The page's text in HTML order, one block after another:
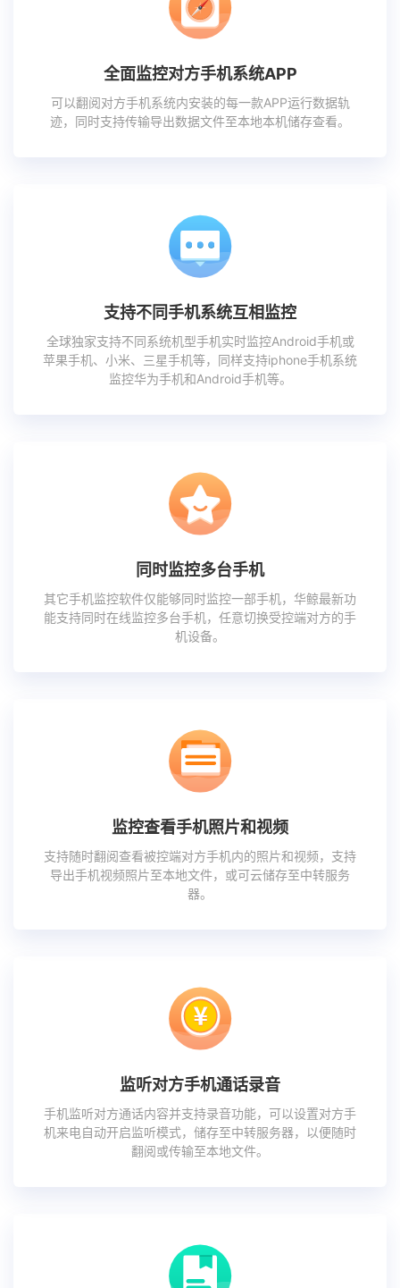
全面监控对方手机系统APP
可以翻阅对方手机系统内安装的每一款APP运行数据轨
迹，同时支持传输导出数据文件至本地本机储存查看。
支持不同手机系统互相监控
全球独家支持不同系统机型手机实时监控Android手机或
苹果手机、小米、三星手机等，同样支持iphone手机系统
监控华为手机和Android手机等。
同时监控多台手机
其它手机监控软件仅能够同时监控一部手机，华鲸最新功
能支持同时在线监控多台手机，任意切换受控端对方的手
机设备。
监控查看手机照片和视频
支持随时翻阅查看被控端对方手机内的照片和视频，支持
导出手机视频照片至本地文件，或可云储存至中转服务
器。
监听对方手机通话录音
手机监听对方通话内容并支持录音功能，可以设置对方手
机来电自动开启监听模式，储存至中转服务器，以便随时
翻阅或传输至本地文件。